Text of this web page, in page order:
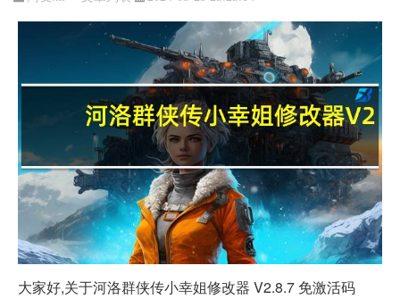
大家好,关于河洛群侠传小幸姐修改器 V2.8.7 免激活码